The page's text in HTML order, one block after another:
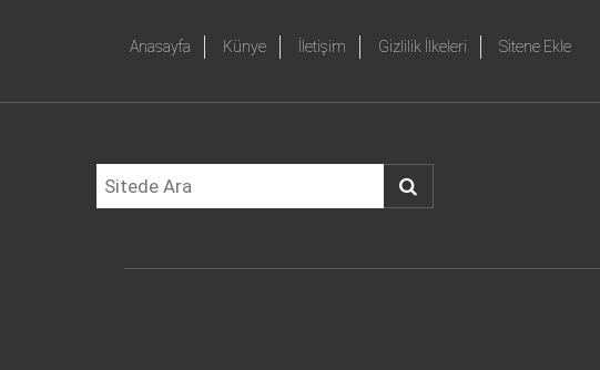
Anasayfa Künye İletişim Gizlilik İlkeleri Sitene Ekle